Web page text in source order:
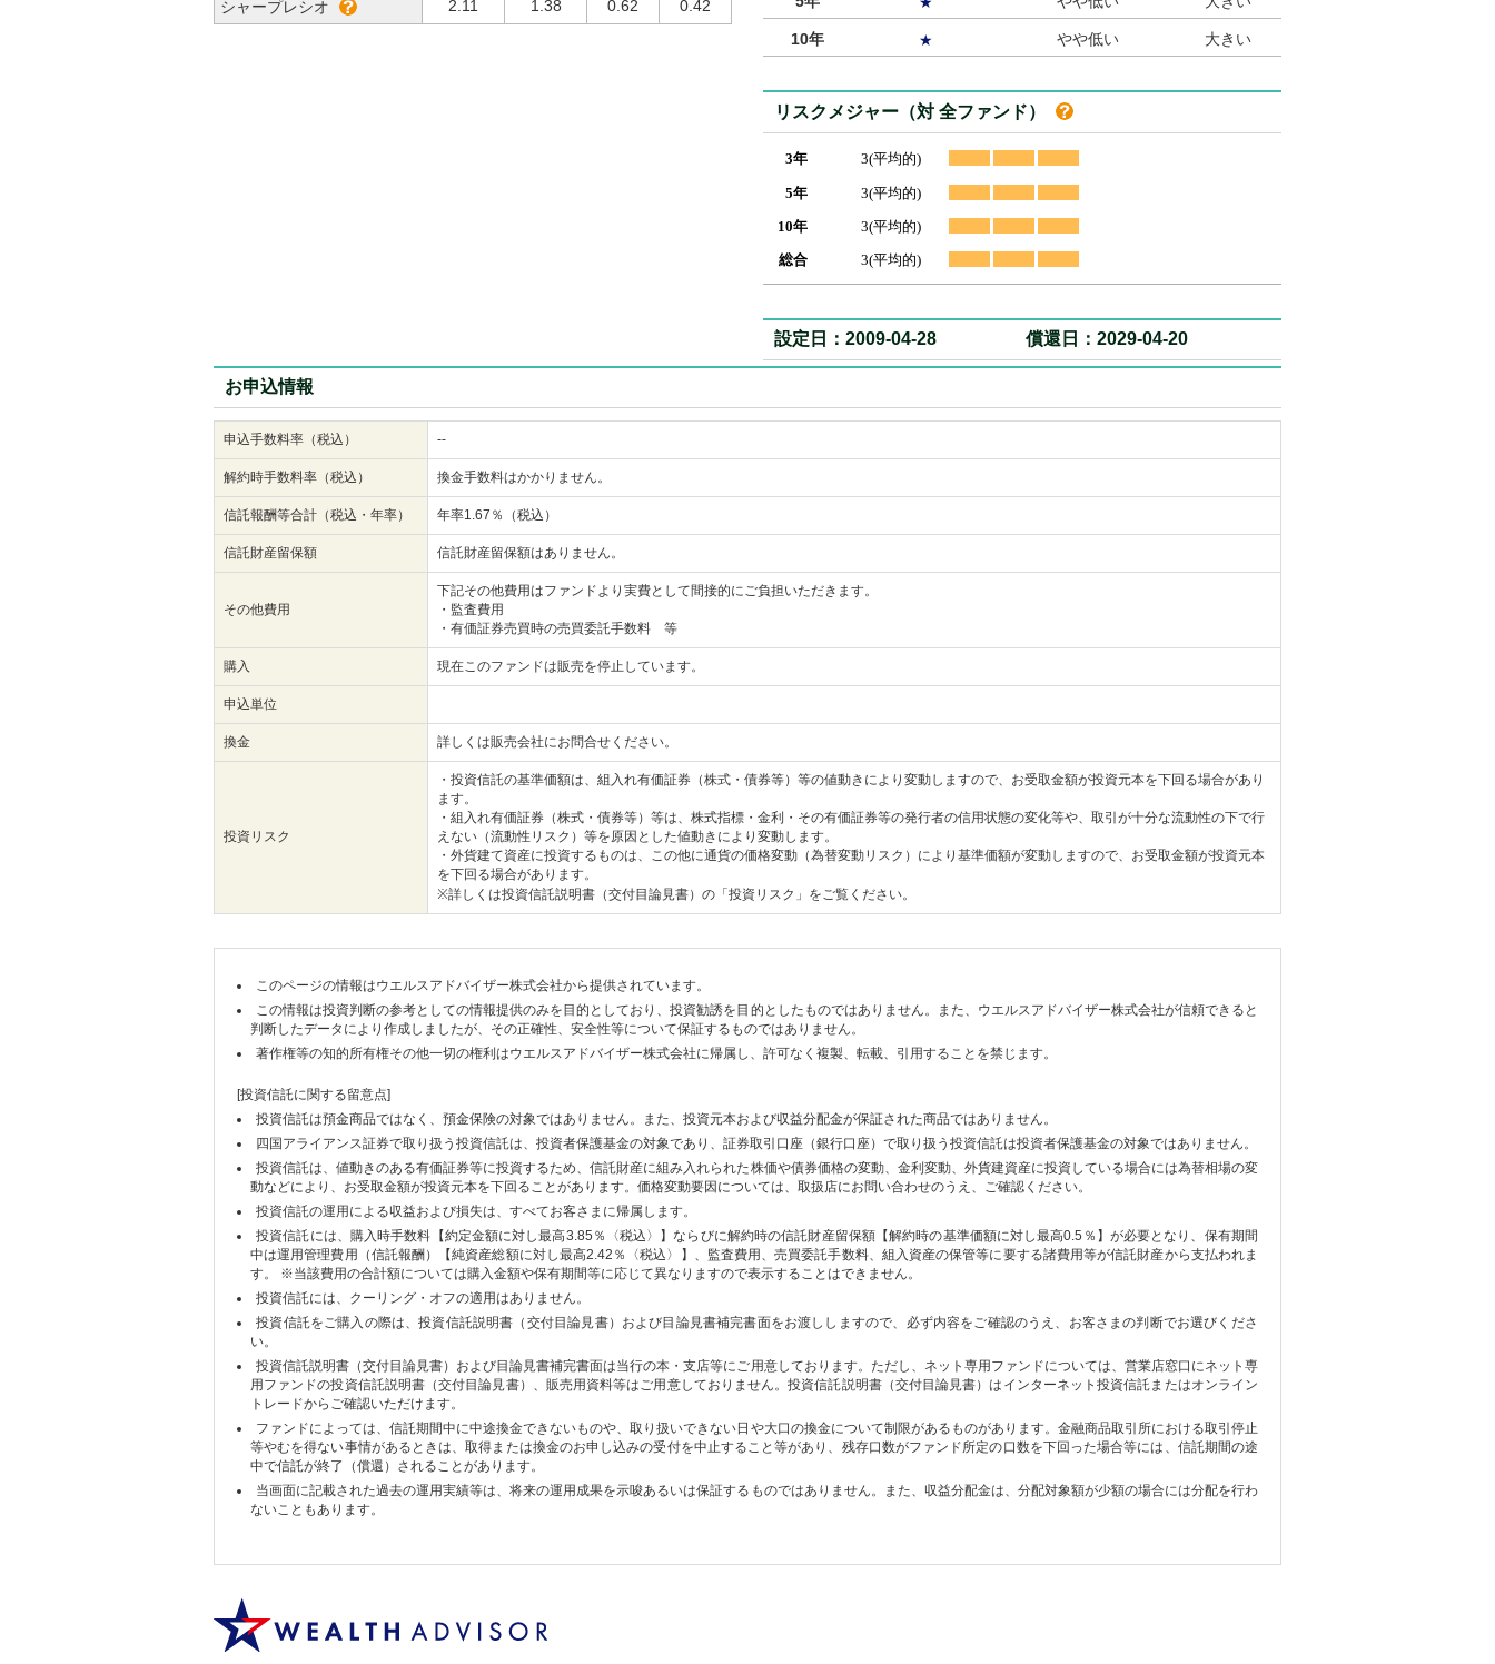
シャープレシオ 2.11 1.38 0.62 0.42
10年 ★ やや低い 大きい
リスクメジャー（対 全ファンド）
3年
5年
10年
総合
3(平均的)
3(平均的)
3(平均的)
3(平均的)
設定日：2009-04-28 償還日：2029-04-20
お申込情報
申込手数料率（税込） --
解約時手数料率（税込） 換金手数料はかかりません。
信託報酬等合計（税込・年率） 年率1.67％（税込）
信託財産留保額 信託財産留保額はありません。
その他費用
下記その他費用はファンドより実費として間接的にご負担いただきます。
・監査費用
・有価証券売買時の売買委託手数料 等
購入 現在このファンドは販売を停止しています。
申込単位
換金 詳しくは販売会社にお問合せください。
投資リスク
・投資信託の基準価額は、組入れ有価証券（株式・債券等）等の値動きにより変動しますので、お受取金額が投資元本を下回る場合があり
ます。
・組入れ有価証券（株式・債券等）等は、株式指標・金利・その有価証券等の発行者の信用状態の変化等や、取引が十分な流動性の下で行
えない（流動性リスク）等を原因とした値動きにより変動します。
・外貨建て資産に投資するものは、この他に通貨の価格変動（為替変動リスク）により基準価額が変動しますので、お受取金額が投資元本
を下回る場合があります。
※詳しくは投資信託説明書（交付目論見書）の「投資リスク」をご覧ください。
このページの情報はウエルスアドバイザー株式会社から提供されています。
この情報は投資判断の参考としての情報提供のみを目的としており、投資勧誘を目的としたものではありません。また、ウエルスアドバイザー株式会社が信頼できると
判断したデータにより作成しましたが、その正確性、安全性等について保証するものではありません。
著作権等の知的所有権その他一切の権利はウエルスアドバイザー株式会社に帰属し、許可なく複製、転載、引用することを禁じます。
[投資信託に関する留意点]
投資信託は預金商品ではなく、預金保険の対象ではありません。また、投資元本および収益分配金が保証された商品ではありません。
四国アライアンス証券で取り扱う投資信託は、投資者保護基金の対象であり、証券取引口座（銀行口座）で取り扱う投資信託は投資者保護基金の対象ではありません。
投資信託は、値動きのある有価証券等に投資するため、信託財産に組み入れられた株価や債券価格の変動、金利変動、外貨建資産に投資している場合には為替相場の変
動などにより、お受取金額が投資元本を下回ることがあります。価格変動要因については、取扱店にお問い合わせのうえ、ご確認ください。
投資信託の運用による収益および損失は、すべてお客さまに帰属します。
投資信託には、購入時手数料【約定金額に対し最高3.85％〈税込〉】ならびに解約時の信託財産留保額【解約時の基準価額に対し最高0.5％】が必要となり、保有期間
中は運用管理費用（信託報酬）【純資産総額に対し最高2.42％〈税込〉】、監査費用、売買委託手数料、組入資産の保管等に要する諸費用等が信託財産から支払われま
す。 ※当該費用の合計額については購入金額や保有期間等に応じて異なりますので表示することはできません。
投資信託には、クーリング・オフの適用はありません。
投資信託をご購入の際は、投資信託説明書（交付目論見書）および目論見書補完書面をお渡ししますので、必ず内容をご確認のうえ、お客さまの判断でお選びくださ
い。
投資信託説明書（交付目論見書）および目論見書補完書面は当行の本・支店等にご用意しております。ただし、ネット専用ファンドについては、営業店窓口にネット専
用ファンドの投資信託説明書（交付目論見書）、販売用資料等はご用意しておりません。投資信託説明書（交付目論見書）はインターネット投資信託またはオンライン
トレードからご確認いただけます。
ファンドによっては、信託期間中に中途換金できないものや、取り扱いできない日や大口の換金について制限があるものがあります。金融商品取引所における取引停止
等やむを得ない事情があるときは、取得または換金のお申し込みの受付を中止すること等があり、残存口数がファンド所定の口数を下回った場合等には、信託期間の途
中で信託が終了（償還）されることがあります。
当画面に記載された過去の運用実績等は、将来の運用成果を示唆あるいは保証するものではありません。また、収益分配金は、分配対象額が少額の場合には分配を行わ
ないこともあります。